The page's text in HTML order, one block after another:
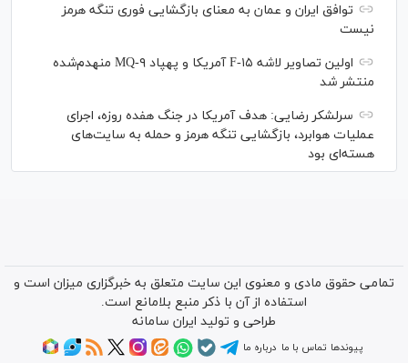
توافق ایران و عمان به معنای بازگشایی فوری تنگه هرمز
نیست
اولین تصاویر لاشه F-۱۵ آمریکا و پهپاد MQ-۹ منهدم‌شده
منتشر شد
سرلشکر رضایی: هدف آمریکا در جنگ هفده روزه، اجرای
عملیات هوابرد، بازگشایی تنگه هرمز و حمله به سایت‌های
هسته‌ای بود
تمامی حقوق مادی و معنوی این سایت متعلق به خبرگزاری میزان است و
استفاده از آن با ذکر منبع بلامانع است.
طراحی و تولید ایران سامانه
پیوندها تماس با ما درباره ما